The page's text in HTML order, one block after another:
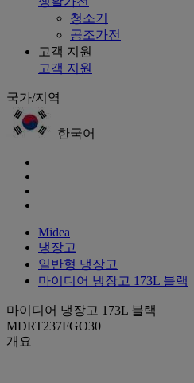
청소기
공조가전
고객 지원
고객 지원
국가/지역
한국어
Midea
냉장고
일반형 냉장고
마이디어 냉장고 173L 블랙
마이디어 냉장고 173L 블랙
MDRT237FGO30
개요